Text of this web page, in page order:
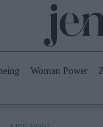
Woman Power